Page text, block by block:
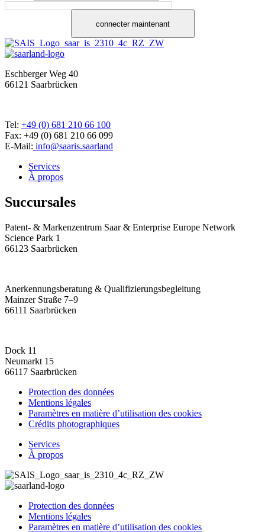
connecter maintenant
Eschberger Weg 40
66121 Saarbrücken
Tel: +49 (0) 681 210 66 100
Fax: +49 (0) 681 210 66 099
E-Mail: info@saaris.saarland
Services
À propos
Succursales
Patent- & Markenzentrum Saar & Enterprise Europe Network
Science Park 1
66123 Saarbrücken
Anerkennungsberatung & Qualifizierungsbegleitung
Mainzer Straße 7–9
66111 Saarbrücken
Dock 11
Neumarkt 15
66117 Saarbrücken
Protection des données
Mentions légales
Paramètres en matière d’utilisation des cookies
Crédits photographiques
Services
À propos
Protection des données
Mentions légales
Paramètres en matière d’utilisation des cookies